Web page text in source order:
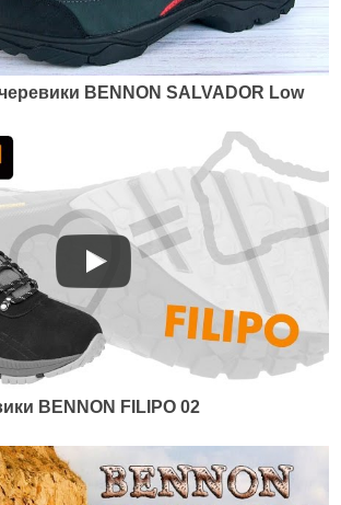
BENNON SALVADOR Low
BENNON FILIPO 02